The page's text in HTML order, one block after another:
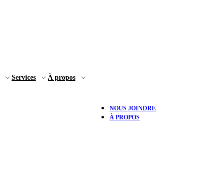
Services À propos
NOUS JOINDRE
À PROPOS